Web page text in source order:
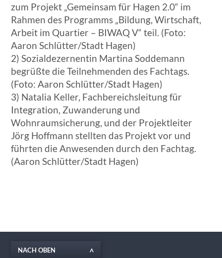
zum Projekt „Gemeinsam für Hagen 2.0“ im
Rahmen des Programms „Bildung, Wirtschaft,
Arbeit im Quartier – BIWAQ V“ teil. (Foto:
Aaron Schlütter/Stadt Hagen)
2) Sozialdezernentin Martina Soddemann
begrüßte die Teilnehmenden des Fachtags.
(Foto: Aaron Schlütter/Stadt Hagen)
3) Natalia Keller, Fachbereichsleitung für
Integration, Zuwanderung und
Wohnraumsicherung, und der Projektleiter
Jörg Hoffmann stellten das Projekt vor und
führten die Anwesenden durch den Fachtag.
(Aaron Schlütter/Stadt Hagen)
NACH OBEN